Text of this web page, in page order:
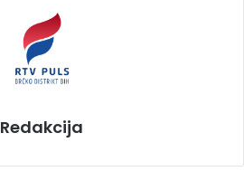
Redakcija